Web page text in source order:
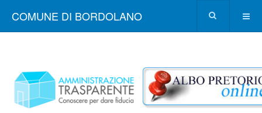
COMUNE DI BORDOLANO